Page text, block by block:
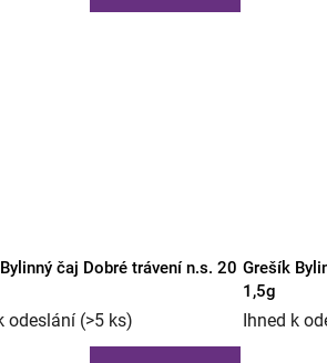
čaj Dobré trávení n.s. 20
odeslání (>5 ks)
Grešík
1,5g
Ihned k